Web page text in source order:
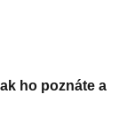
ho poznáte a